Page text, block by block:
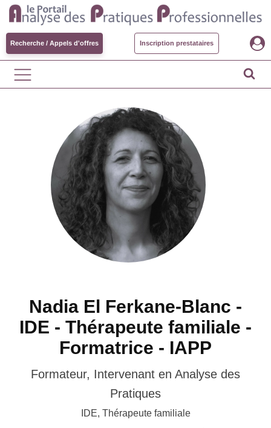
Recherche / Appels d'offres Inscription prestataires
Nadia El Ferkane-Blanc -
IDE - Thérapeute familiale -
Formatrice - IAPP
Formateur, Intervenant en Analyse des
Pratiques
IDE, Thérapeute familiale